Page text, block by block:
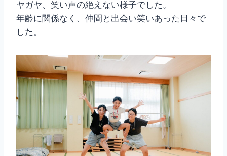
ヤガヤ、笑い声の絶えない様子でした。
年齢に関係なく、仲間と出会い笑いあった日々で
した。